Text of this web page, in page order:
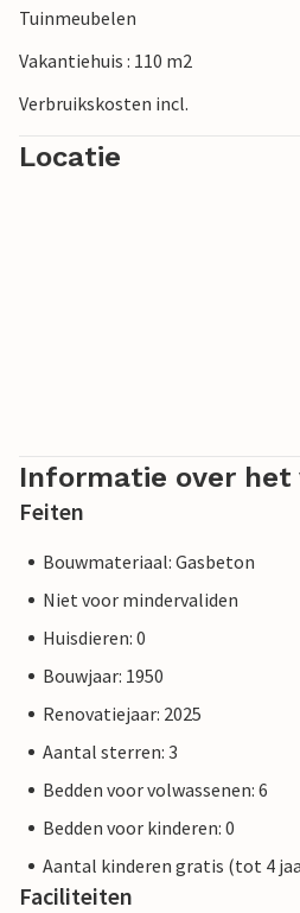
in de regio.
Tuinmeubelen
Vakantiehuis : 110 m2
Verbruikskosten incl.
Locatie
Informatie over het
Feiten
Bouwmateriaal: Gasbeton
Niet voor mindervaliden
Huisdieren: 0
Bouwjaar: 1950
Renovatiejaar: 2025
Aantal sterren: 3
Bedden voor volwassenen: 6
Bedden voor kinderen: 0
Aantal kinderen gratis (tot 4
Faciliteiten